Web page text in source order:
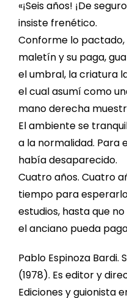
«¡Seis años! ¡De
insiste frenético.
Conforme lo
maletín y su paga,
el umbral, la criatura
el cual asumí como
mano derecha
El ambiente se
a la normalidad. Para
había desaparecido.
Cuatro años. Cuatro
tiempo para
estudios, hasta que
el anciano pueda
Pablo Espinoza Bardi.
(1978). Es editor y
Ediciones y guionista